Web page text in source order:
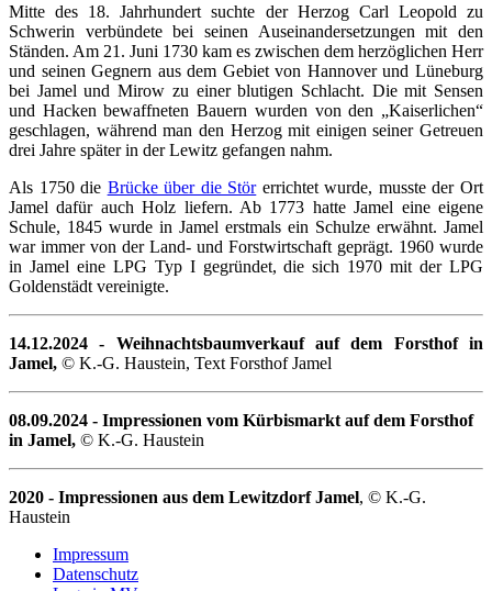
Mitte des 18. Jahrhundert suchte der Herzog Carl Leopold zu
Schwerin verbündete bei seinen Auseinandersetzungen mit den
Ständen. Am 21. Juni 1730 kam es zwischen dem herzöglichen Herr
und seinen Gegnern aus dem Gebiet von Hannover und Lüneburg
bei Jamel und Mirow zu einer blutigen Schlacht. Die mit Sensen
und Hacken bewaffneten Bauern wurden von den „Kaiserlichen“
geschlagen, während man den Herzog mit einigen seiner Getreuen
drei Jahre später in der Lewitz gefangen nahm.
Als 1750 die Brücke über die Störerrichtet wurde, musste der Ort
Jamel dafür auch Holz liefern. Ab 1773 hatte Jamel eine eigene
Schule, 1845 wurde in Jamel erstmals ein Schulze erwähnt. Jamel
war immer von der Land- und Forstwirtschaft geprägt. 1960 wurde
in Jamel eine LPG Typ I gegründet, die sich 1970 mit der LPG
Goldenstädt vereinigte.
14.12.2024 - Weihnachtsbaumverkauf auf dem Forsthof in
Jamel, © K.-G. Haustein, Text Forsthof Jamel
08.09.2024 - Impressionen vom Kürbismarkt auf dem Forsthof
in Jamel, © K.-G. Haustein
2020 - Impressionen aus dem Lewitzdorf Jamel, © K.-G.
Haustein
Impressum
Datenschutz